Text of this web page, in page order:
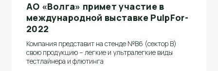
АО «Волга» примет участие в
международной выставке PulpFor-
2022
Компания представит на стенде №B6 (сектор B)
свою продукцию – легкие и ультралегкие виды
тестлайнера и флютинга